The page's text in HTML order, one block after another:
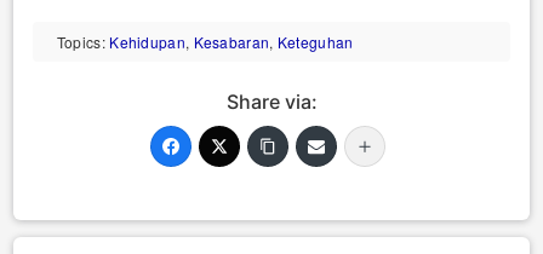
Topics: Kehidupan, Kesabaran, Keteguhan
Share via: